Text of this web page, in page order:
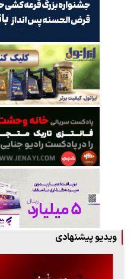
ویدیو پیشنهادی